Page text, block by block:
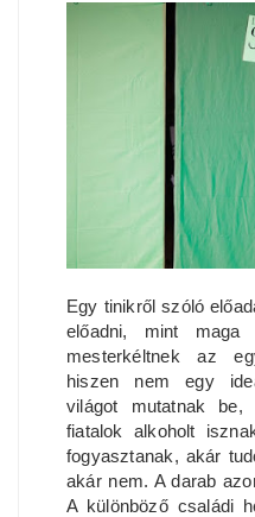
Egy tinikről szóló
előadni, mint
mesterkéltnek az
hiszen nem egy
világot mutatnak
fiatalok alkoholt
fogyasztanak, akár
akár nem. A darab
A különböző családi